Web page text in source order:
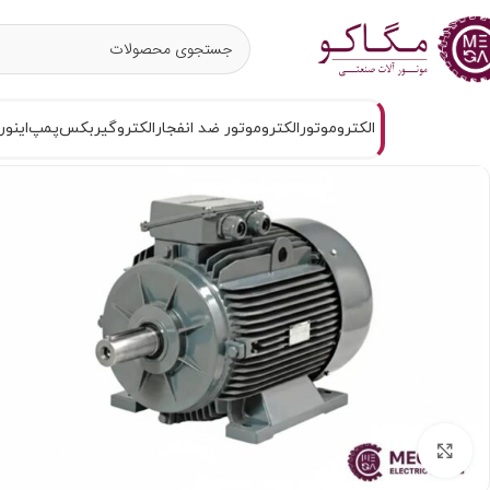
الکتروموتورالکتروموتور ضد انفجارالکتروگیربکسپمپ
برای بزرگنمایی کلیک کنید